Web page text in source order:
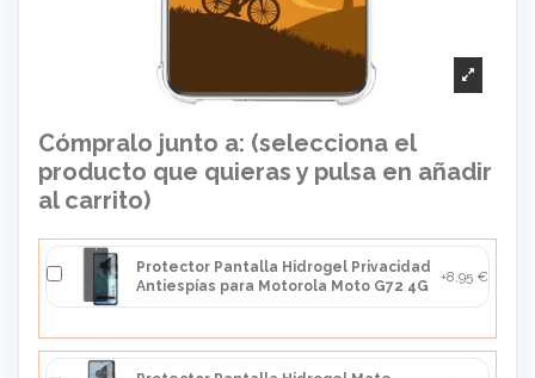
Cómpralo junto a: (selecciona el
producto que quieras y pulsa en añadir
al carrito)
Protector Pantalla Hidrogel Privacidad
Antiespías para Motorola Moto G72 4G
+8,95 €